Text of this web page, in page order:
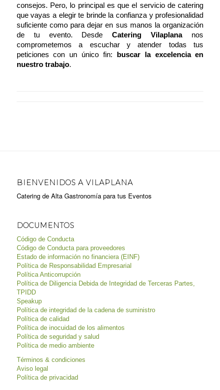
consejos. Pero, lo principal es que el servicio de catering
que vayas a elegir te brinde la confianza y profesionalidad
suficiente como para dejar en sus manos la organización
de tu evento. DesdeCatering Vilaplana
nos
comprometemos a escuchar y atender todas tus
peticiones con un único fin: buscar la excelencia en
nuestro trabajo.
BIENVENIDOS A VILAPLANA
Catering de Alta Gastronomía para tus Eventos
DOCUMENTOS
Código de Conducta
Código de Conducta para proveedores
Estado de información no financiera (EINF)
Política de Responsabilidad Empresarial
Política Anticorrupción
Política de Diligencia Debida de Integridad de Terceras Partes,
TPIDD
Speakup
Política de integridad de la cadena de suministro
Política de calidad
Política de inocuidad de los alimentos
Política de seguridad y salud
Política de medio ambiente
Términos & condiciones
Aviso legal
Política de privacidad